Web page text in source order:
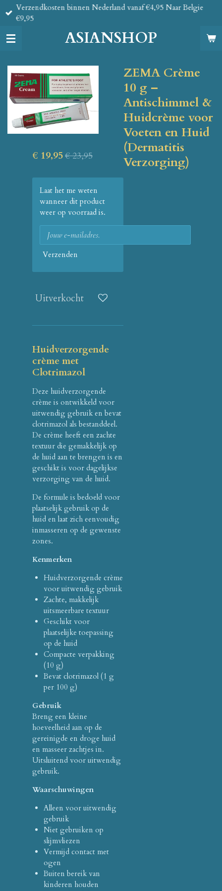
Ga
direct
de
ASIANSHOP
Verzendkosten binnen Nederland vanaf €4,95 Naar Belgie
€9,95
ZEMA Crème
10 g –
Antischimmel &
Huidcrème voor
Voeten en Huid
(Dermatitis
Verzorging)
€ 19,95€ 23,95
Laat het me weten
wanneer dit product
weer op voorraad is.
Verzenden
Uitverkocht
Huidverzorgende
crème met
Clotrimazol
Deze huidverzorgende
crème is ontwikkeld voor
uitwendig gebruik en bevat
clotrimazol als bestanddeel.
De crème heeft een zachte
textuur die gemakkelijk op
de huid aan te brengen is en
geschikt is voor dagelijkse
verzorging van de huid.
De formule is bedoeld voor
plaatselijk gebruik op de
huid en laat zich eenvoudig
inmasseren op de gewenste
zones.
Kenmerken
Huidverzorgende crème
voor uitwendig gebruik
Zachte, makkelijk
uitsmeerbare textuur
Geschikt voor
plaatselijke toepassing
op de huid
Compacte verpakking
(10 g)
Bevat clotrimazol (1 g
per 100 g)
Gebruik
Breng een kleine
hoeveelheid aan op de
gereinigde en droge huid
en masseer zachtjes in.
Uitsluitend voor uitwendig
gebruik.
Waarschuwingen
Alleen voor uitwendig
gebruik
Niet gebruiken op
slijmvliezen
Vermijd contact met
ogen
Buiten bereik van
kinderen houden